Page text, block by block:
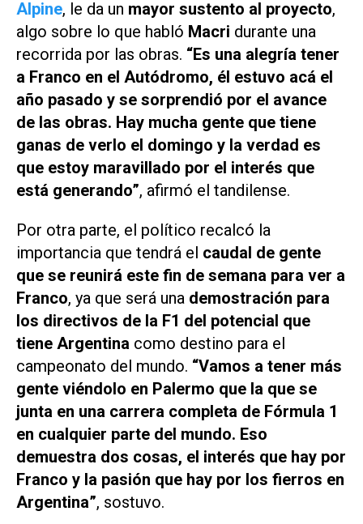
Alpine, le da un mayor sustento al proyecto,
algo sobre lo que habló Macri durante una
recorrida por las obras. “Es una alegría tener
a Franco en el Autódromo, él estuvo acá el
año pasado y se sorprendió por el avance
de las obras. Hay mucha gente que tiene
ganas de verlo el domingo y la verdad es
que estoy maravillado por el interés que
está generando”, afirmó el tandilense.
Por otra parte, el político recalcó la
importancia que tendrá el caudal de gente
que se reunirá este fin de semana para ver a
Franco, ya que será una demostración para
los directivos de la F1 del potencial que
tiene Argentina como destino para el
campeonato del mundo. “Vamos a tener más
gente viéndolo en Palermo que la que se
junta en una carrera completa de Fórmula 1
en cualquier parte del mundo. Eso
demuestra dos cosas, el interés que hay por
Franco y la pasión que hay por los fierros en
Argentina”, sostuvo.